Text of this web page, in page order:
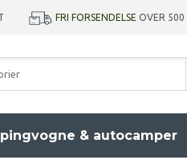
FRI FORSENDELSE OVER 500
& autocamper